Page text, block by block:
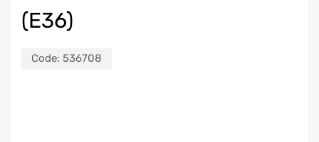
(E36)
Code: 536708